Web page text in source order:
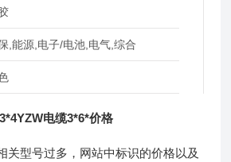
,能源,电子/电池,电气,综合
电缆3*6*价格
关型号过多，网站中标识的价格以及